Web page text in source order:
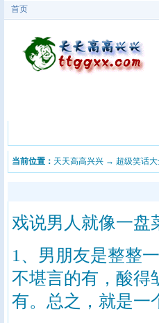
首页
当前位置： 天天高高兴兴 → 超级笑话
戏说男人就像一盘
1、男朋友是整整
不堪言的有，酸得
有。总之，就是一